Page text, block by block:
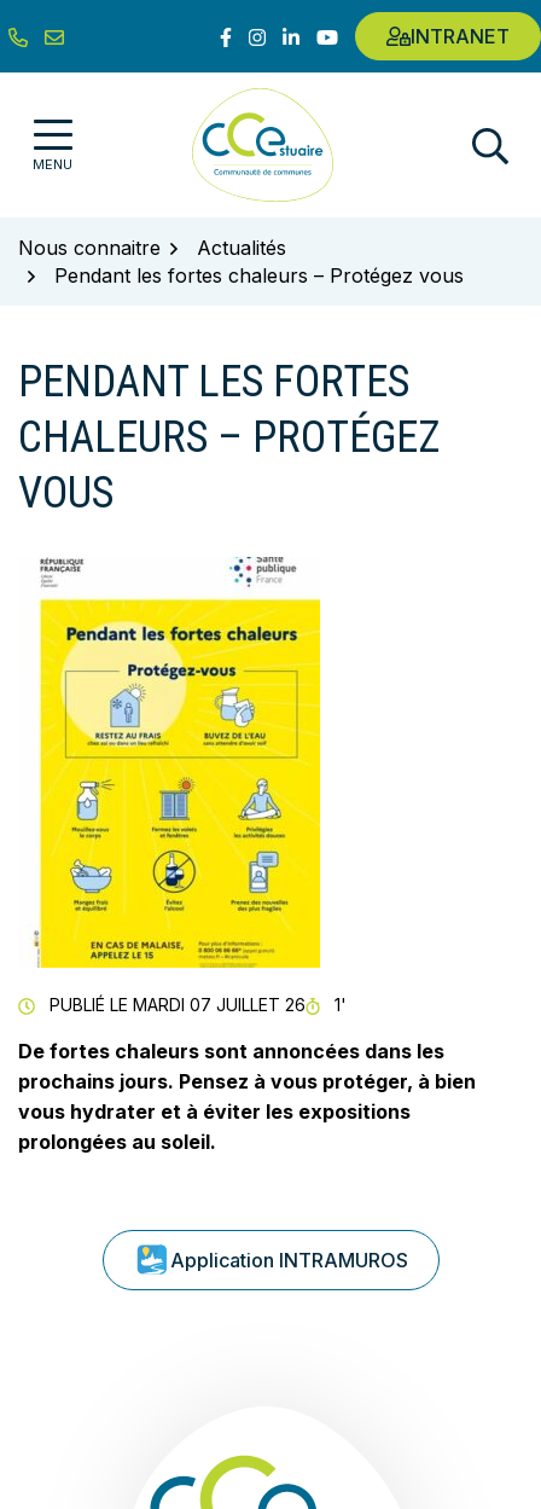
au
contenu
Lien vers le compte Facebook
Lien vers le compte Instagram
Lien vers le compte Linkedin
Lien vers la chaîne Youtube
INTRANET
MENU Communauté de communes de
Nous connaitre
Actualités
Pendant les fortes chaleurs – Protégez vous
PENDANT LES FORTES
CHALEURS – PROTÉGEZ
VOUS
PUBLIÉ LE MARDI 07 JUILLET 26 TEMPS DE LECTURE
1'
De fortes chaleurs sont annoncées dans les
prochains jours. Pensez à vous protéger, à bien
vous hydrater et à éviter les expositions
prolongées au soleil.
Application INTRAMUROS